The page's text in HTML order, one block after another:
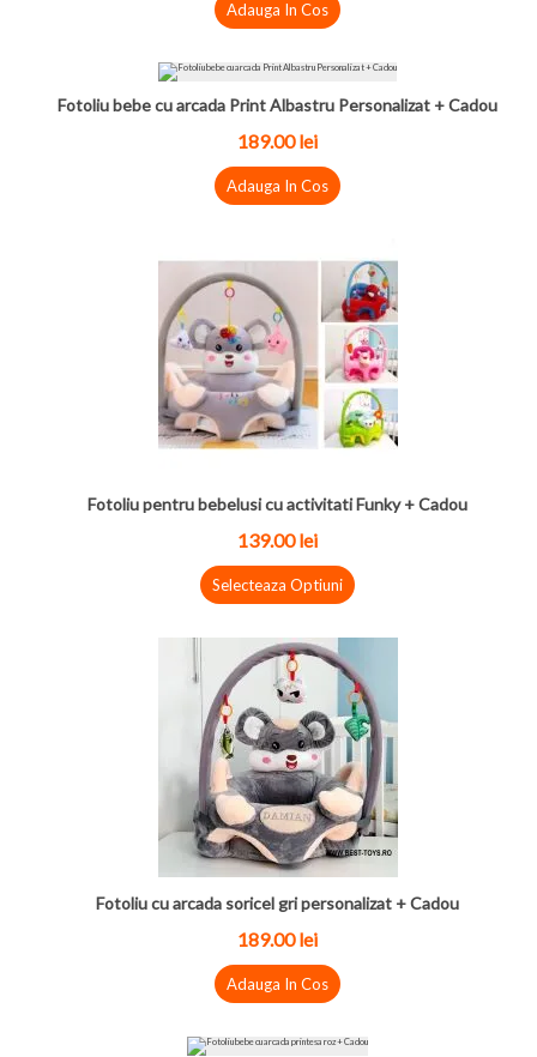
Adauga In Cos
Fotoliu bebe cu arcada Print Albastru Personalizat + Cadou
189.00 lei
Adauga In Cos
Fotoliu pentru bebelusi cu activitati Funky + Cadou
139.00 lei
Selecteaza Optiuni
Fotoliu cu arcada soricel gri personalizat + Cadou
189.00 lei
Adauga In Cos